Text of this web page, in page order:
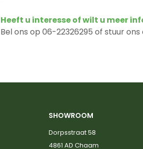
Heeft u interesse of wilt u meer
Bel ons op 06-22326295 of stuur ons
SHOWROOM
Dorpsstraat 58
4861 AD Chaam